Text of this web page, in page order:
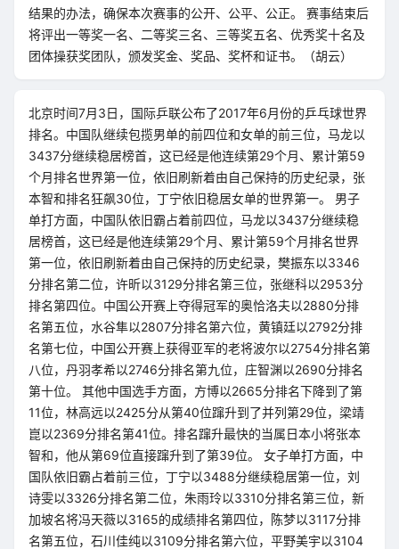
结果的办法，确保本次赛事的公开、公平、公正。 赛事结束后
将评出一等奖一名、二等奖三名、三等奖五名、优秀奖十名及
团体操获奖团队，颁发奖金、奖品、奖杯和证书。（胡云）
北京时间7月3日，国际乒联公布了2017年6月份的乒乓球世界
排名。中国队继续包揽男单的前四位和女单的前三位，马龙以
3437分继续稳居榜首，这已经是他连续第29个月、累计第59
个月排名世界第一位，依旧刷新着由自己保持的历史纪录，张
本智和排名狂飙30位，丁宁依旧稳居女单的世界第一。 男子
单打方面，中国队依旧霸占着前四位，马龙以3437分继续稳
居榜首，这已经是他连续第29个月、累计第59个月排名世界
第一位，依旧刷新着由自己保持的历史纪录，樊振东以3346
分排名第二位，许昕以3129分排名第三位，张继科以2953分
排名第四位。中国公开赛上夺得冠军的奥恰洛夫以2880分排
名第五位，水谷隼以2807分排名第六位，黄镇廷以2792分排
名第七位，中国公开赛上获得亚军的老将波尔以2754分排名第
八位，丹羽孝希以2746分排名第九位，庄智渊以2690分排名
第十位。 其他中国选手方面，方博以2665分排名下降到了第
11位，林高远以2425分从第40位蹿升到了并列第29位，梁靖
崑以2369分排名第41位。排名蹿升最快的当属日本小将张本
智和，他从第69位直接蹿升到了第39位。 女子单打方面，中
国队依旧霸占着前三位，丁宁以3488分继续稳居第一位，刘
诗雯以3326分排名第二位，朱雨玲以3310分排名第三位，新
加坡名将冯天薇以3165的成绩排名第四位，陈梦以3117分排
名第五位，石川佳纯以3109分排名第六位，平野美宇以3104